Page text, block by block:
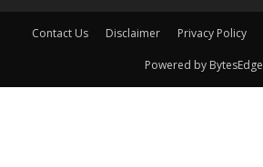
Contact Us Disclaimer Privacy Policy
Powered by BytesEdge